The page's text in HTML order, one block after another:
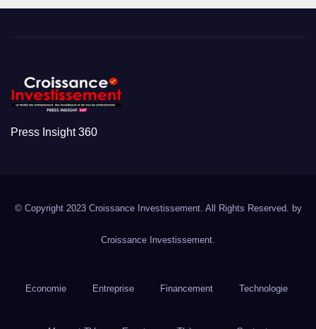
Press Insight 360
© Copyright 2023 Croissance Investissement. All Rights Reserved. by
Croissance Investissement.
Economie Entreprise Financement Technologie